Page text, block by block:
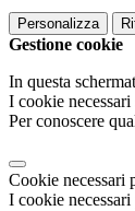
Personalizza
Gestione cookie
In questa
I cookie
Per conoscere
Cookie necessari
I cookie